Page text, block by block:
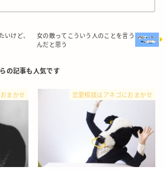
けど、
女の敵ってこういう人のことを言う
んだと思う
まかせ 恋愛相談はアネゴにおまかせ